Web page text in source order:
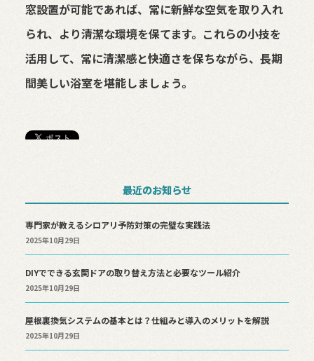
窓設置が可能であれば、常に新鮮な空気を取り入れ
られ、より清潔な環境を保てます。これらの小技を
活用して、常に清潔感と快適さを保ちながら、長期
間美しい浴室を堪能しましょう。
最近のお知らせ
専門家が教えるシロアリ予防対策の完璧な実践法
2025年10月29日
DIYでできる玄関ドアの取り替え方法と必要なツール紹介
2025年10月29日
屋根裏換気システムの基本とは？仕組みと導入のメリットを解説
2025年10月29日